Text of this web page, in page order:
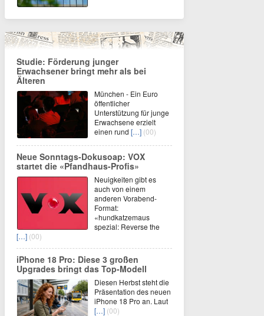
Studie: Förderung junger
Erwachsener bringt mehr als bei
Älteren
München - Ein Euro
öffentlicher
Unterstützung für junge
Erwachsene erzielt
einen rund […] (00)
Neue Sonntags-Dokusoap: VOX
startet die «Pfandhaus-Profis»
Neuigkeiten gibt es
auch von einem
anderen Vorabend-
Format:
«hundkatzemaus
spezial: Reverse the
[…] (00)
iPhone 18 Pro: Diese 3 großen
Upgrades bringt das Top-Modell
Diesen Herbst steht die
Präsentation des neuen
iPhone 18 Pro an. Laut
[…] (00)